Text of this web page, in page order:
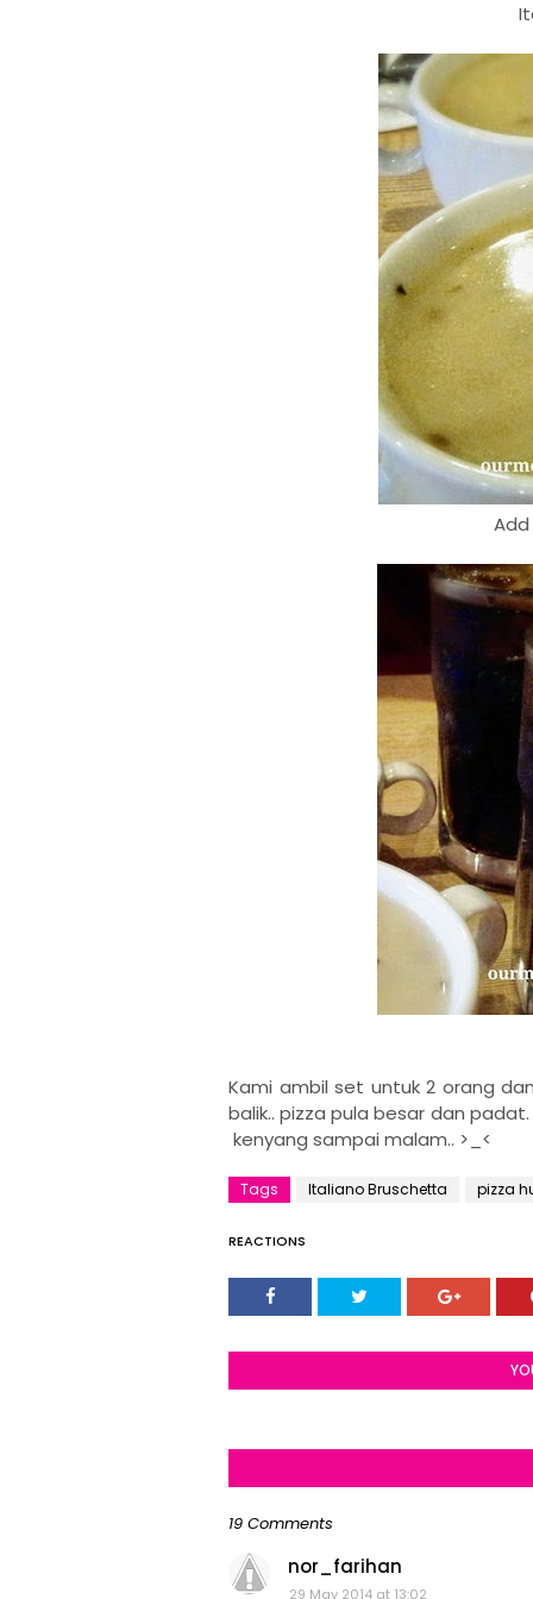
Kami ambil set untuk 2 orang
balik.. pizza pula besar dan
kenyang sampai malam.. >_<
Tags Italiano Bruschetta pizza
REACTIONS
19 Comments
nor_farihan
29 May 2014 at 13:02